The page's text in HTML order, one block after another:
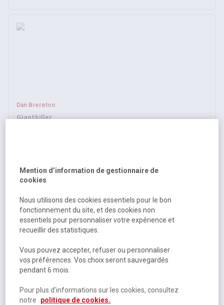
Dan Brereton
Giantkiller
29,95 € TTC
Heather Einhorn, Adam Staffaroni, ...
Curie society t1
Mention d’information de gestionnaire de
cookies
Nous utilisons des cookies essentiels pour le bon
fonctionnement du site, et des cookies non
essentiels pour personnaliser votre expérience et
recueillir des statistiques.
Vous pouvez accepter, refuser ou personnaliser
vos préférences. Vos choix seront sauvegardés
pendant 6 mois.
Pour plus d’informations sur les cookies, consultez
notre
politique de cookies.